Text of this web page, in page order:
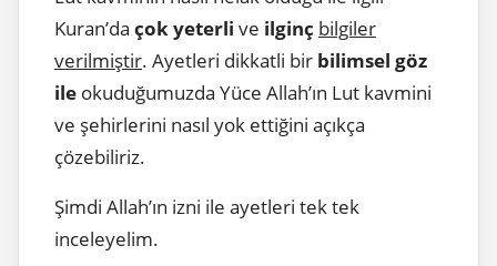
Kuran’da çok yeterli ve ilginç bilgiler
verilmiştir. Ayetleri dikkatli bir bilimsel göz
ile okuduğumuzda Yüce Allah’ın Lut kavmini
ve şehirlerini nasıl yok ettiğini açıkça
çözebiliriz.
Şimdi Allah’ın izni ile ayetleri tek tek
inceleyelim.